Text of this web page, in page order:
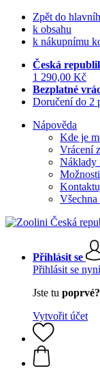
Zpět do
k obsahu
k nákupnímu
Česká
1 290,00 Kč
Bezplatné
Doručení do 2
Nápověda
Kde je
Vrácení
Náklady
Všechna
Přihlásit se
Přihlásit se nyní
Jste tu poprvé?
Vytvořit účet